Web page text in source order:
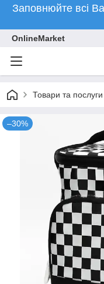
Заповнюйте всі
OnlineMarket
Товари та послуги
–30%